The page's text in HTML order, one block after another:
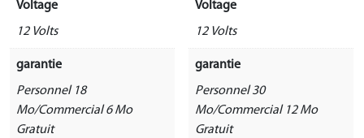
Voltage
12 Volts
garantie
Personnel 18
Mo/Commercial 6 Mo
Gratuit
Voltage
12 Volts
garantie
Personnel 30
Mo/Commercial 12 Mo
Gratuit